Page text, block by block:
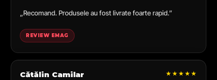
„Recomand. Produsele au fost livrate foarte rapid.”
REVIEW EMAG
Cătălin Camilar ★★★★★